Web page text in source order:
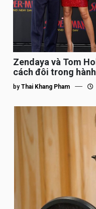
Zendaya và Tom
cách đôi trong
by Thai Khang Pham